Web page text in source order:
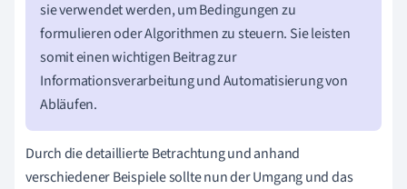
sie verwendet werden, um Bedingungen zu
formulieren oder Algorithmen zu steuern. Sie leisten
somit einen wichtigen Beitrag zur
Informationsverarbeitung und Automatisierung von
Abläufen.
Durch die detaillierte Betrachtung und anhand
verschiedener Beispiele sollte nun der Umgang und das